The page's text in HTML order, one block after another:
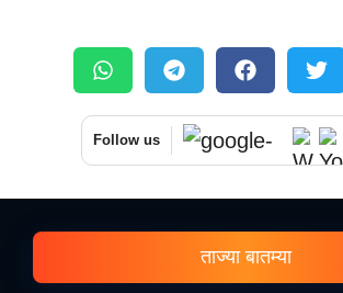
Follow us
ताज्या बातम्या